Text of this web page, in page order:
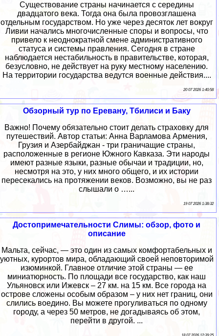
Существование страны начинается с середины
двадцатого века. Тогда она была провозглашена
отдельным государством. Но уже через десяток лет вокруг
Ливии начались многочисленные споры и вопросы, что
привело к неоднократной смене административного
статуса и системы правления. Сегодня в стране
наблюдается нестабильность в правительстве, которая,
безусловно, не действует на руку местному населению.
На территории государства ведутся военные действия....
20 07 2026 1:40:58
Обзорный тур по Еревану, Тбилиси и Баку
Важно! Почему обязательно стоит делать страховку для
путешествий. Автор статьи: Анна Варламова Армения,
Грузия и Азербайджан - три граничащие страны,
расположенные в регионе Южного Кавказа. Эти народы
имеют разные языки, разные обычаи и традиции, но,
несмотря на это, у них много общего, и их истории
пересекались на протяжении веков. Возможно, вы не раз
слышали о …...
19 07 2026 1:38:32
Достопримечательности Слимы: обзор, фото и
описание
Мальта, сейчас, — это один из самых комфортабельных и
уютных, курортов мира, обладающий своей неповторимой
изюминкой. Главное отличие этой страны — ее
миниатюрность. По площади все государство, как наш
Ульяновск или Ижевск – 27 км. на 15 км. Все города на
острове сложены особым образом – у них нет границ, они
слились воедино. Вы можете прогуливаться по одному
городу, а через 50 метров, не догадываясь об этом,
перейти в другой. ...